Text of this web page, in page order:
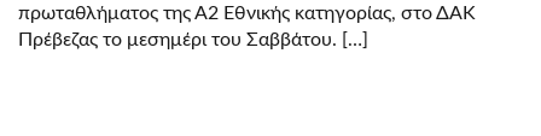
πρωταθλήματος της Α2 Εθνικής κατηγορίας, στο ΔΑΚ
Πρέβεζας το μεσημέρι του Σαββάτου. […]